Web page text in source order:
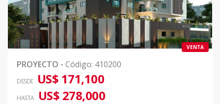
VENTA
PROYECTO - Código: 410200
DESDE US$ 171,100
HASTA US$ 278,000